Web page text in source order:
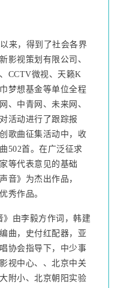
影视策划有限公司、
CCTV微视、天籁K
梦想基金等单位全程
、中青网、未来网、
活动进行了跟踪报
歌曲征集活动中，收
502首。在广泛征求
等代表意见的基础
音》为杰出作品，
秀作品。
曲，史付红配器，亚
协会指导下，中少事
视中心、、北京中关
附小、北京朝阳实验